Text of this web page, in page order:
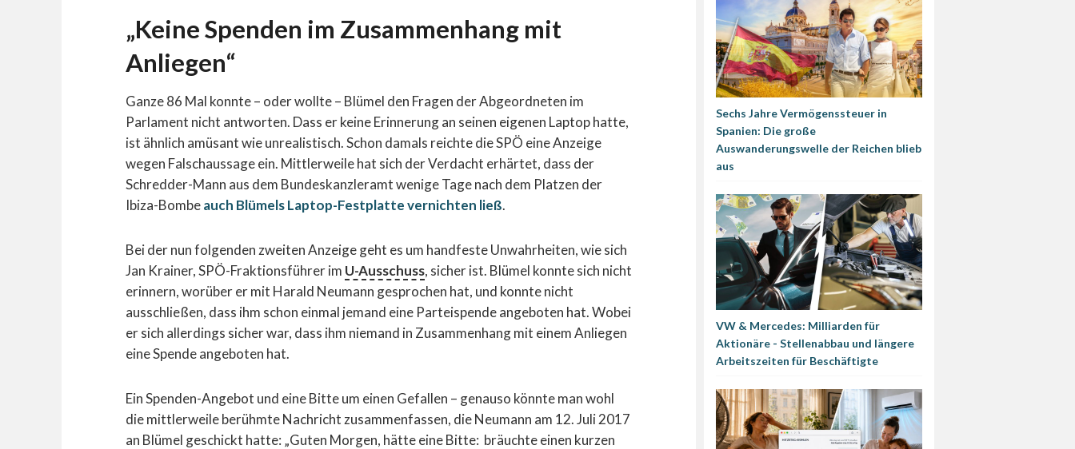
„Keine Spenden im Zusammenhang mit
Anliegen“
Ganze 86 Mal konnte – oder wollte – Blümel den Fragen der Abgeordneten im
Parlament nicht antworten. Dass er keine Erinnerung an seinen eigenen Laptop hatte,
ist ähnlich amüsant wie unrealistisch. Schon damals reichte die SPÖ eine Anzeige
wegen Falschaussage ein. Mittlerweile hat sich der Verdacht erhärtet, dass der
Schredder-Mann aus dem Bundeskanzleramt wenige Tage nach dem Platzen der
Ibiza-Bombeauch Blümels Laptop-Festplatte vernichten ließ.
Bei der nun folgenden zweiten Anzeige geht es um handfeste Unwahrheiten, wie sich
Jan Krainer, SPÖ-Fraktionsführer im U-Ausschuss, sicher ist. Blümel konnte sich nicht
erinnern, worüber er mit Harald Neumann gesprochen hat, und konnte nicht
ausschließen, dass ihm schon einmal jemand eine Parteispende angeboten hat. Wobei
er sich allerdings sicher war, dass ihm niemand in Zusammenhang mit einem Anliegen
eine Spende angeboten hat.
Ein Spenden-Angebot und eine Bitte um einen Gefallen – genauso könnte man wohl
die mittlerweile berühmte Nachricht zusammenfassen, die Neumann am 12. Juli 2017
an Blümel geschickt hatte: „Guten Morgen, hätte eine Bitte: bräuchte einen kurzen
Sechs Jahre Vermögenssteuer in
Spanien: Die große
Auswanderungswelle der Reichen blieb
aus
VW & Mercedes: Milliarden für
Aktionäre - Stellenabbau und längere
Arbeitszeiten für Beschäftigte